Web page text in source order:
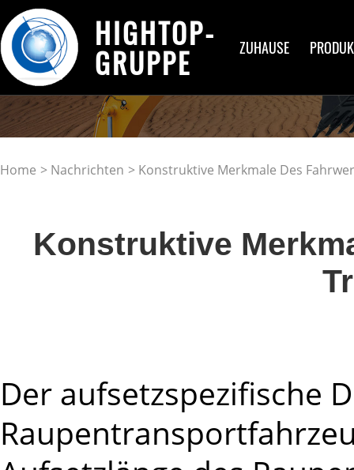
HIGHTOP-
GRUPPE ZUHAUSE
Home > Nachrichten > Konstruktive Merkmale Des
Konstruktive
Der aufsetzspezifische